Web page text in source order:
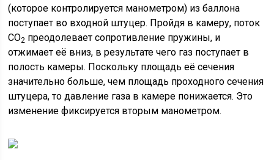
(которое контролируется манометром) из баллона
поступает во входной штуцер. Пройдя в камеру, поток
СО2 преодолевает сопротивление пружины, и
отжимает её вниз, в результате чего газ поступает в
полость камеры. Поскольку площадь её сечения
значительно больше, чем площадь проходного сечения
штуцера, то давление газа в камере понижается. Это
изменение фиксируется вторым манометром.